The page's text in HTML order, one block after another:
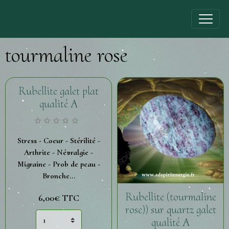
tourmaline rose
Rubellite galet plat
qualité A
Stress - Coeur - Stérilité -
Arthrite - Névralgie -
Migraine - Prob de peau -
Bronche...
6,00€ TTC
Rubellite (tourmaline
rose)) sur quartz galet
qualité A